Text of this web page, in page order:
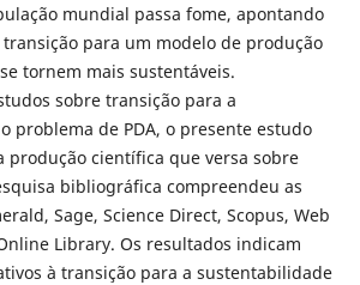
mundial passa fome, apontando
para um modelo de produção
tornem mais sustentáveis.
sobre transição para a
problema de PDA, o presente estudo
produção científica que versa sobre
bibliográfica compreendeu as
Sage, Science Direct, Scopus, Web
Library. Os resultados indicam
à transição para a sustentabilidade